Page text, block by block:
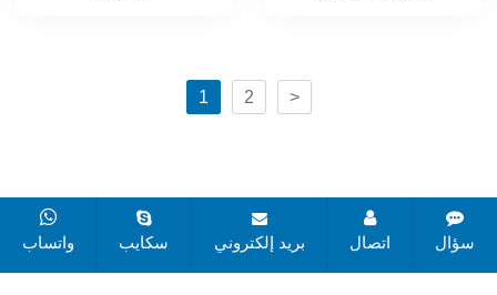
1 2 >
جميع الحقوق محفوظة © 2019-2025 لشركة تشانغتشو زوان
واتساب سكايب بريد إلكتروني اتصال سؤال